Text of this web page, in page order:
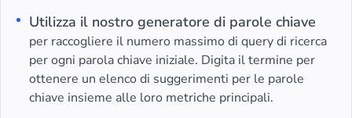
Utilizza il nostro generatore di parole chiave
per raccogliere il numero massimo di query di ricerca
per ogni parola chiave iniziale. Digita il termine per
ottenere un elenco di suggerimenti per le parole
chiave insieme alle loro metriche principali.